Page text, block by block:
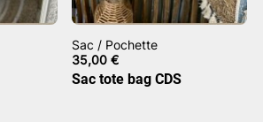
Sac / Pochette
35,00€
Sac tote bag CDS